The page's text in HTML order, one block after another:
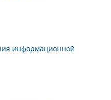
информационной